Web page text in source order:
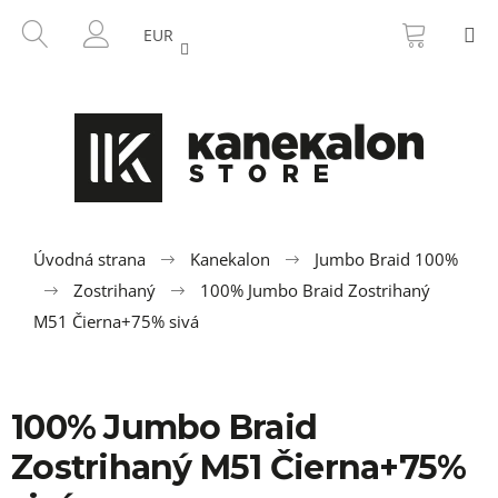
HĽADAŤ
PRIHLÁSENIE
EUR KOŠÍK
Úvodná strana Kanekalon
Jumbo Braid 100%
Zostrihaný
100% Jumbo Braid Zostrihaný
M51 Čierna+75% sivá
100% Jumbo Braid
Zostrihaný M51 Čierna+75%
SPÄŤ
SPÄŤ
b
e
t
e